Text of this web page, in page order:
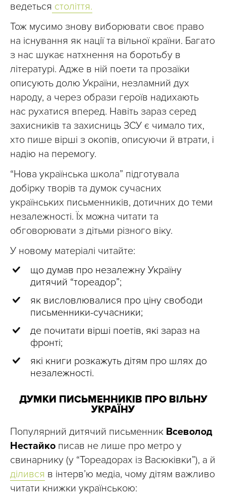
ведеться століття.
Тож мусимо знову виборювати своє право
на існування як нації та вільної країни. Багато
з нас шукає натхнення на боротьбу в
літературі. Адже в ній поети та прозаїки
описують долю України, незламний дух
народу, а через образи героїв надихають
нас рухатися вперед. Навіть зараз серед
захисників та захисниць ЗСУ є чимало тих,
хто пише вірші з окопів, описуючи й втрати, і
надію на перемогу.
“Нова українська школа” підготувала
добірку творів та думок сучасних
українських письменників, дотичних до теми
незалежності. Їх можна читати та
обговорювати з дітьми різного віку.
У новому матеріалі читайте:
що думав про незалежну Україну
дитячий “тореадор”;
як висловлювалися про ціну свободи
письменники-сучасники;
де почитати вірші поетів, які зараз на
фронті;
які книги розкажуть дітям про шлях до
незалежності.
ДУМКИ ПИСЬМЕННИКІВ ПРО ВІЛЬНУ
УКРАЇНУ
Популярний дитячий письменник Всеволод
Нестайко писав не лише про метро у
свинарнику (у “Тореадорах із Васюківки”), а й
ділився в інтерв’ю медіа, чому дітям важливо
читати книжки українською: